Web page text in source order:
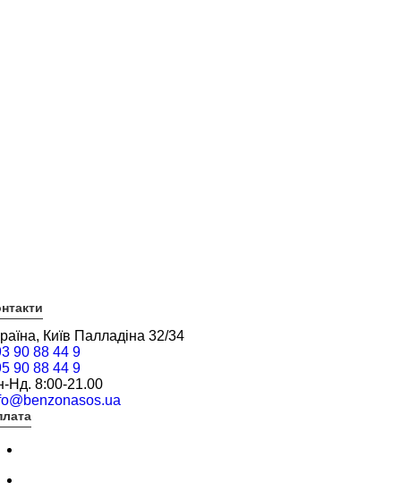
Київ Палладіна 32/34
90 88 44 9
90 88 44 9
Нд. 8:00-21.00